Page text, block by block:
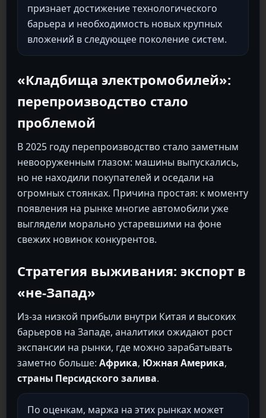
признает достижение технологического
барьера и необходимость новых крупных
вложений в следующее поколение систем.
«Кладбища электромобилей»:
перепроизводство стало
проблемой
В 2025 году перепроизводство стало заметным
невооруженным глазом: машины выпускались,
но не находили покупателей и оседали на
огромных стоянках. Причина простая: к моменту
появления на рынке многие автомобили уже
выглядели морально устаревшими на фоне
свежих новинок конкурентов.
Стратегия выживания: экспорт в
«не-Запад»
Из-за низкой прибыли внутри Китая и высоких
барьеров на Западе, аналитики ожидают рост
экспансии на рынки, где можно зарабатывать
заметно больше: Африка, Южная Америка,
страны Персидского залива.
По оценкам, маржа на этих рынках может